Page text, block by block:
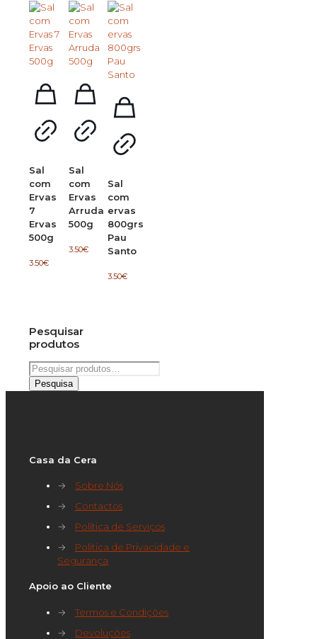
Sal
com
Ervas
7
Ervas
500g
3.50€
Sal
com
Ervas
Arruda
500g
3.50€
Sal
com
ervas
800grs
Pau
Santo
3.50€
Pesquisar
produtos
Pesquisar
por:
Pesquisa
Casa da Cera
→
Sobre Nós
→
Contactos
→
Política de Serviços
→
Política de Privacidade e
Segurança
Apoio ao Cliente
→
Termos e Condições
→
Devoluções